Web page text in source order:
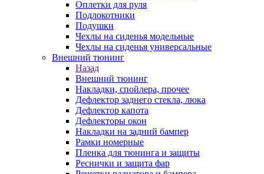
Оплетки для руля
Подлокотники
Подушки
Чехлы на сиденья модельные
Чехлы на сиденья универсальные
Внешний тюнинг
Назад
Внешний тюнинг
Накладки, спойлера, прочее
Дефлектор заднего стекла, люка
Дефлектор капота
Дефлекторы окон
Накладки на задний бампер
Рамки номерные
Пленка для тюнинга и защиты
Реснички и защита фар